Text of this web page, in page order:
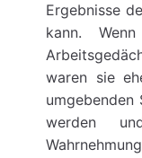
Ergebnisse
kann.
waren sie
umgebenden
werden